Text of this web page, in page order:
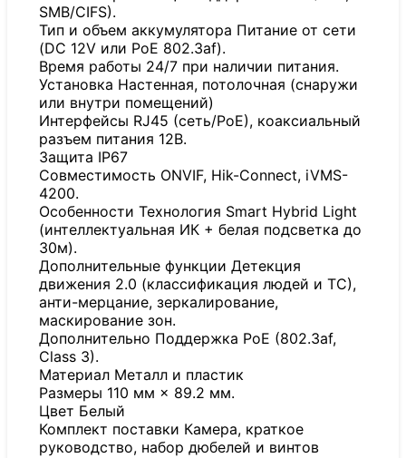
SMB/CIFS).
Тип и объем аккумулятора Питание от сети
(DC 12V или PoE 802.3af).
Время работы 24/7 при наличии питания.
Установка Настенная, потолочная (снаружи
или внутри помещений)
Интерфейсы RJ45 (сеть/PoE), коаксиальный
разъем питания 12В.
Защита IP67
Совместимость ONVIF, Hik-Connect, iVMS-
4200.
Особенности Технология Smart Hybrid Light
(интеллектуальная ИК + белая подсветка до
30м).
Дополнительные функции Детекция
движения 2.0 (классификация людей и ТС),
анти-мерцание, зеркалирование,
маскирование зон.
Дополнительно Поддержка PoE (802.3af,
Class 3).
Материал Металл и пластик
Размеры 110 мм × 89.2 мм.
Цвет Белый
Комплект поставки Камера, краткое
руководство, набор дюбелей и винтов